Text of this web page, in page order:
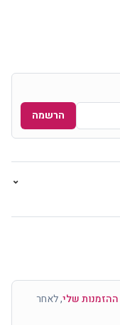
הרשמה
⌄
ההזמנות שלי, לאחר